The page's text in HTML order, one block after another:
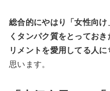
総合的にやはり「女性向け
くタンパク質をとってお
リメントを愛用してる人
思います。